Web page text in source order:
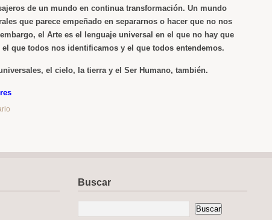
de un mundo en continua transformación. Un mundo
que parece empeñado en separarnos o hacer que no nos
el Arte es el lenguaje universal en el que no hay que
el que todos nos identificamos y el que todos entendemos.
el cielo, la tierra y el Ser Humano, también.
Buscar